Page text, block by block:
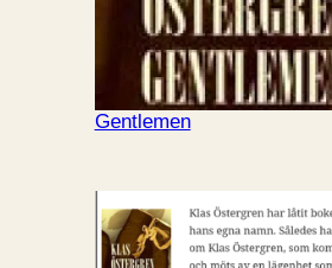
Gentlemen